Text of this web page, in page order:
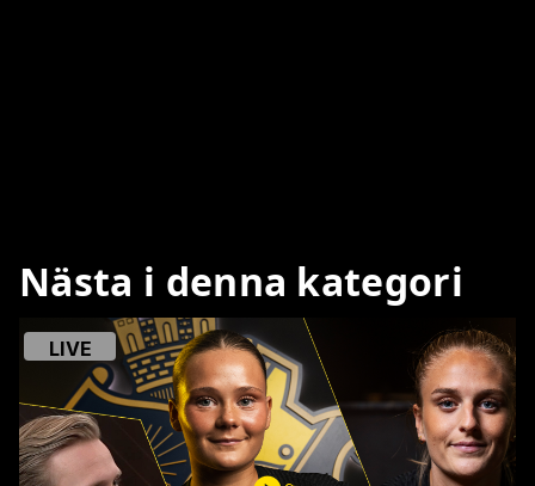
Nästa i denna kategori
LIVE